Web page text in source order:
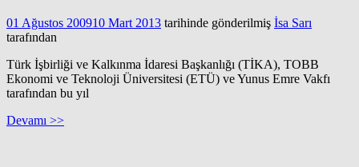
01 Ağustos 200910 Mart 2013 tarihinde gönderilmiş İsa Sarı
tarafından
Türk İşbirliği ve Kalkınma İdaresi Başkanlığı (TİKA), TOBB
Ekonomi ve Teknoloji Üniversitesi (ETÜ) ve Yunus Emre Vakfı
tarafından bu yıl
Devamı >>